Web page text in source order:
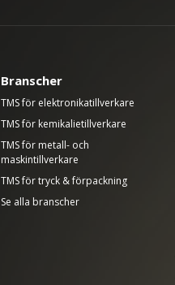
Branscher
TMS för elektronikatillverkare
TMS för kemikalietillverkare
TMS för metall- och
maskintillverkare
TMS för tryck & förpackning
Se alla branscher